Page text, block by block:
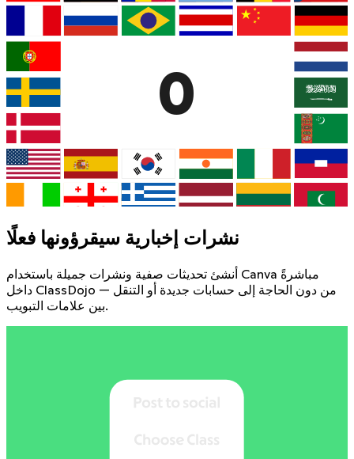
0
نشرات إخبارية سيقرؤونها فعلًا
أنشئ تحديثات صفية ونشرات جميلة باستخدام Canva مباشرةً
داخل ClassDojo — من دون الحاجة إلى حسابات جديدة أو التنقل
بين علامات التبويب.